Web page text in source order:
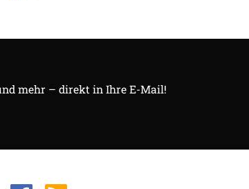
mehr – direkt in Ihre E-Mail!